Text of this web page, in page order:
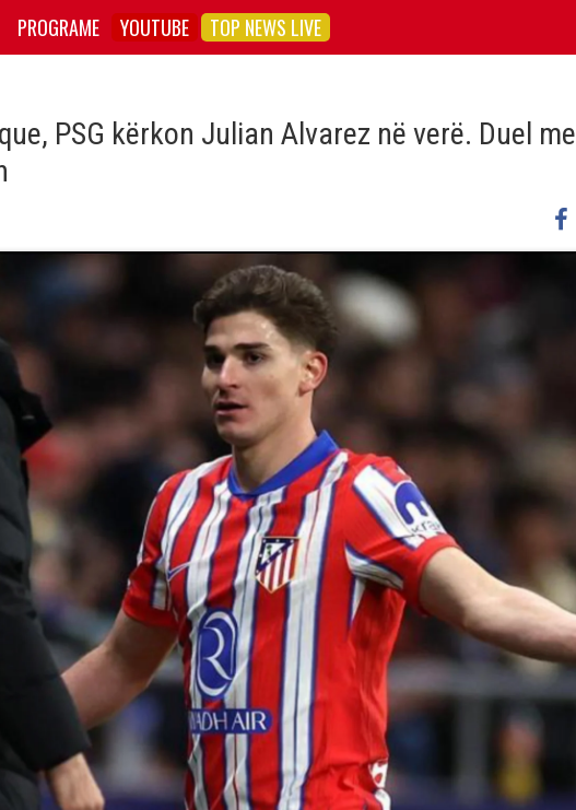
PROGRAME YOUTUBE TOP NEWS LIVE
PSG kërkon Julian Alvarez në verë. Duel me